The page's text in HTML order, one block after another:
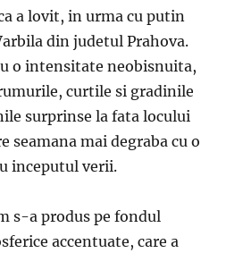
a lovit, in urma cu putin
din judetul Prahova.
o intensitate neobisnuita,
curtile si gradinile
surprinse la fata locului
seamana mai degraba cu o
inceputul verii.
s-a produs pe fondul
accentuate, care a